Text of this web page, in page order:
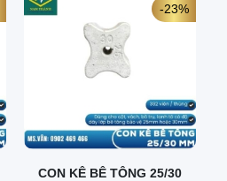
CON KÊ BÊ TÔNG 25/30
-23%